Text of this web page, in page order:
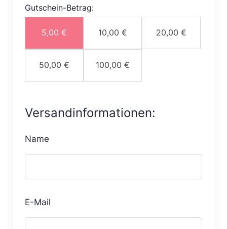
Gutschein-Betrag:
5,00 € 10,00 € 20,00 €
50,00 € 100,00 €
Versandinformationen:
Name
E-Mail